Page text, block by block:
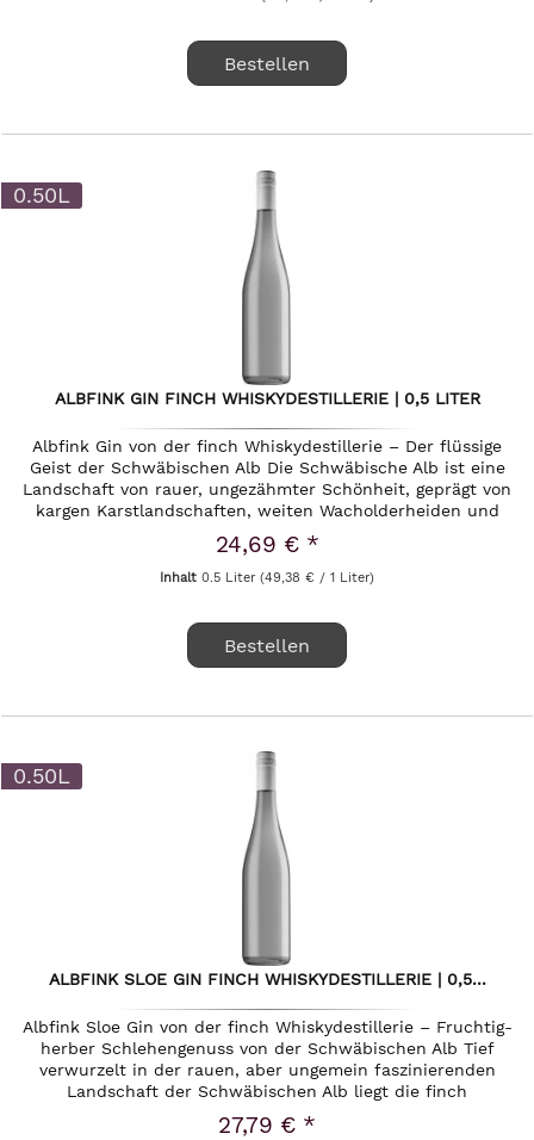
Bestellen
0.50L
ALBFINK GIN FINCH WHISKYDESTILLERIE | 0,5 LITER
Albfink Gin von der finch Whiskydestillerie – Der flüssige
Geist der Schwäbischen Alb Die Schwäbische Alb ist eine
Landschaft von rauer, ungezähmter Schönheit, geprägt von
kargen Karstlandschaften, weiten Wacholderheiden und
einer fast...
24,69 € *
Inhalt0.5 Liter(49,38 € / 1 Liter)
Bestellen
0.50L
ALBFINK SLOE GIN FINCH WHISKYDESTILLERIE | 0,5...
Albfink Sloe Gin von der finch Whiskydestillerie – Fruchtig-
herber Schlehengenuss von der Schwäbischen Alb Tief
verwurzelt in der rauen, aber ungemein faszinierenden
Landschaft der Schwäbischen Alb liegt die finch
Whiskydestillerie, die...
27,79 € *